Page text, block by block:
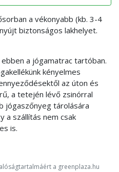
a vékonyabb (kb. 3-4
biztonságos lakhelyet.
a jógamatrac tartóban.
kényelmes
az úton és
a tetején lévő zsinórral
jógaszőnyeg tárolására
a szállítás nem csak
is.
a greenplaza.hu